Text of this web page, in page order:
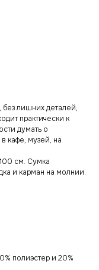
лишних деталей,
практически к
думать о
кафе, музей, на
см. Сумка
и карман на молнии.
полиэстер и 20%